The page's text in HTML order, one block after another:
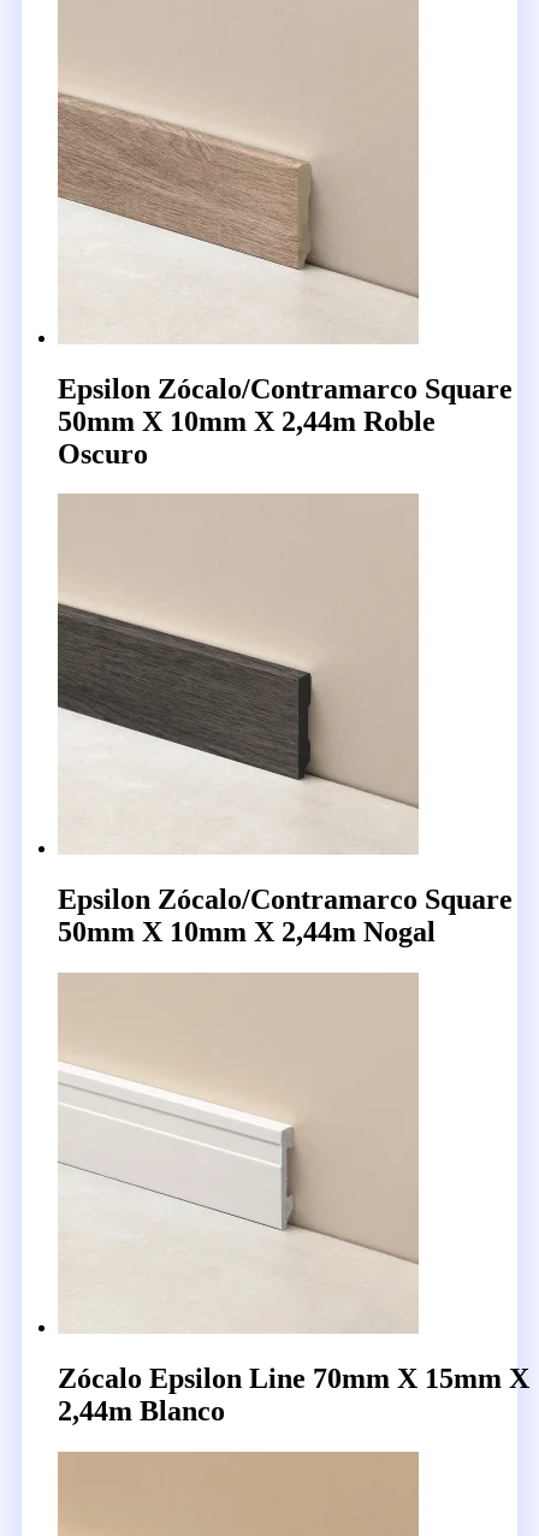
Epsilon Zócalo/Contramarco Square
50mm X 10mm X 2,44m Roble
Oscuro
Epsilon Zócalo/Contramarco Square
50mm X 10mm X 2,44m Nogal
Zócalo Epsilon Line 70mm X 15mm X
2,44m Blanco